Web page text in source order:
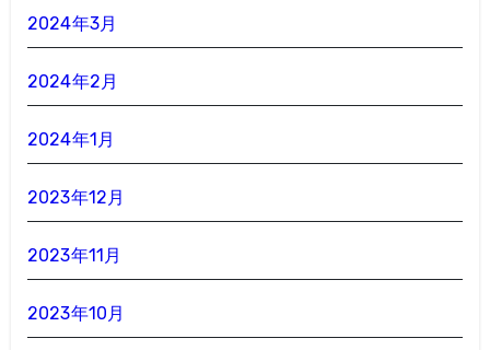
2024年3月
2024年2月
2024年1月
2023年12月
2023年11月
2023年10月